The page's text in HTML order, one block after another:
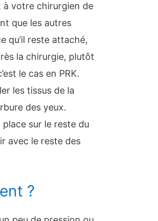
à votre chirurgien de
que les autres
qu’il reste attaché,
la chirurgie, plutôt
le cas en PRK.
les tissus de la
des yeux.
place sur le reste du
avec le reste des
?